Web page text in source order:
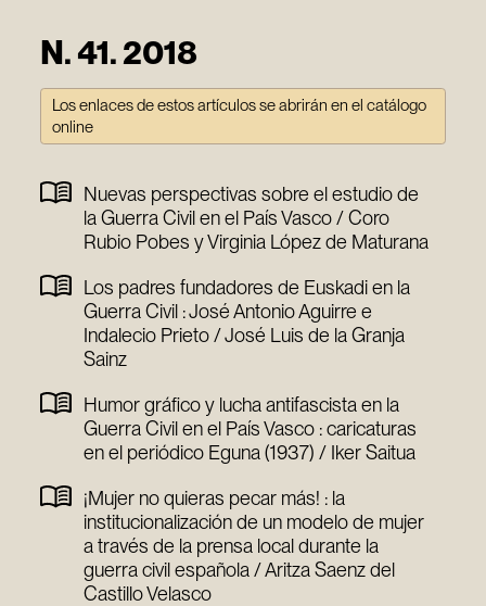
N. 41. 2018
Los enlaces de estos artículos se abrirán en el catálogo
online
Nuevas perspectivas sobre el estudio de
la Guerra Civil en el País Vasco / Coro
Rubio Pobes y Virginia López de Maturana
Los padres fundadores de Euskadi en la
Guerra Civil : José Antonio Aguirre e
Indalecio Prieto / José Luis de la Granja
Sainz
Humor gráfico y lucha antifascista en la
Guerra Civil en el País Vasco : caricaturas
en el periódico Eguna (1937) / Iker Saitua
¡Mujer no quieras pecar más! : la
institucionalización de un modelo de mujer
a través de la prensa local durante la
guerra civil española / Aritza Saenz del
Castillo Velasco